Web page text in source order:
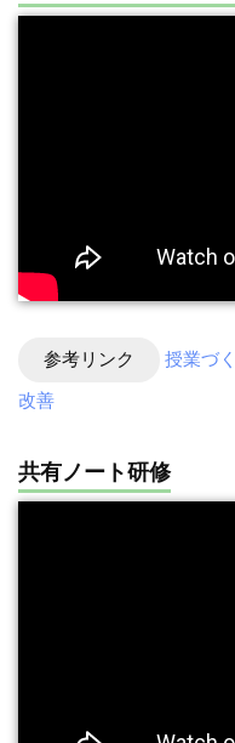
参考リンク
授業づ
改善
共有ノート研修